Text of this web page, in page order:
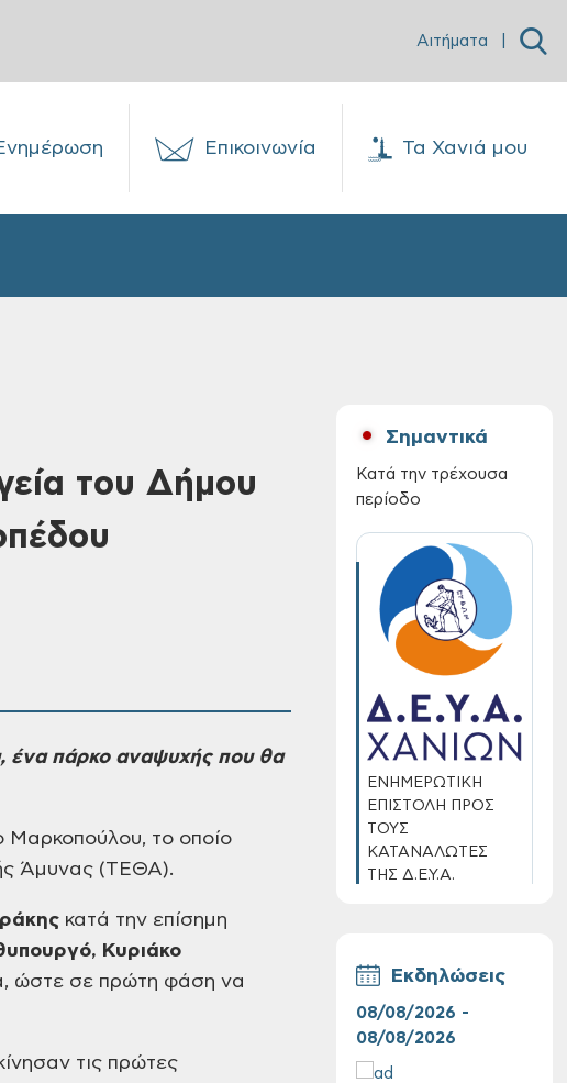
Αιτήματα
Επικοινωνία Τα Χανιά μου
του Δήμου
ένα πάρκο αναψυχής που θα
Μαρκοπούλου, το οποίο
Άμυνας (ΤΕΘΑ).
κατά την επίσημη
Κυριάκο
ώστε σε πρώτη φάση να
τις πρώτες
Σημαντικά
Κατά την τρέχουσα
περίοδο
ΕΝΗΜΕΡΩΤΙΚΗ
ΕΠΙΣΤΟΛΗ ΠΡΟΣ
ΤΟΥΣ
ΚΑΤΑΝΑΛΩΤΕΣ
ΤΗΣ Δ.Ε.Υ.Α.
Εκδηλώσεις
08/08/2026 -
08/08/2026